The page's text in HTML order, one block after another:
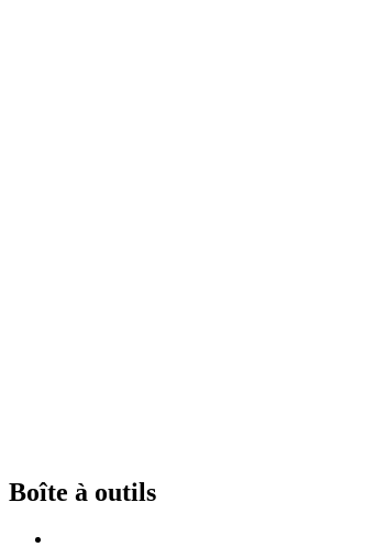
Boîte à outils